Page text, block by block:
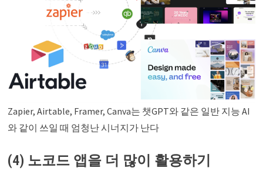
Zapier, Airtable, Framer, Canva는 챗GPT와 같은 일반 지능 AI
와 같이 쓰일 때 엄청난 시너지가 난다
(4) 노코드 앱을 더 많이 활용하기